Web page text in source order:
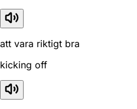
att vara riktigt bra
kicking off